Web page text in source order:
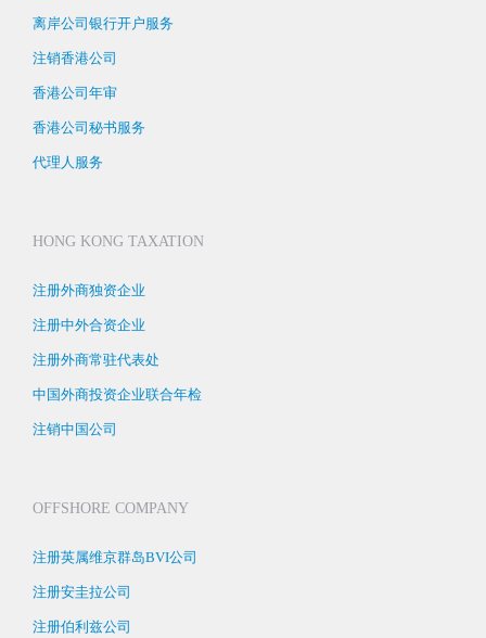
离岸公司银行开户服务
注销香港公司
香港公司年审
香港公司秘书服务
代理人服务
HONG KONG TAXATION
注册外商独资企业
注册中外合资企业
注册外商常驻代表处
中国外商投资企业联合年检
注销中国公司
OFFSHORE COMPANY
注册英属维京群岛BVI公司
注册安圭拉公司
注册伯利兹公司